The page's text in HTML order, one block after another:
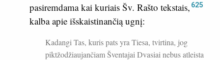
pasiremdama kai kuriais Šv. Rašto tekstais, 625
kalba apie išskaistinančią ugnį:
Kadangi Tas, kuris pats yra Tiesa, tvirtina, jog
piktžodžiaujančiam Šventajai Dvasiai nebus atleista